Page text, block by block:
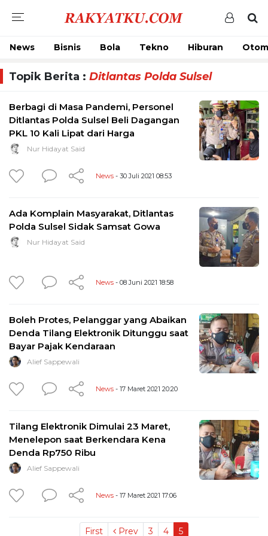
News Bisnis Bola Tekno Hiburan
Topik Berita : Ditlantas Polda Sulsel
Berbagi di Masa Pandemi, Personel
Ditlantas Polda Sulsel Beli Dagangan
PKL 10 Kali Lipat dari Harga
Nur Hidayat Said
News - 30 Juli 2021 08:53
Ada Komplain Masyarakat, Ditlantas
Polda Sulsel Sidak Samsat Gowa
Nur Hidayat Said
News - 08 Juni 2021 18:58
Boleh Protes, Pelanggar yang Abaikan
Denda Tilang Elektronik Ditunggu saat
Bayar Pajak Kendaraan
Alief Sappewali
News - 17 Maret 2021 20:20
Tilang Elektronik Dimulai 23 Maret,
Menelepon saat Berkendara Kena
Denda Rp750 Ribu
Alief Sappewali
News - 17 Maret 2021 17:06
First Prev 3 4 5